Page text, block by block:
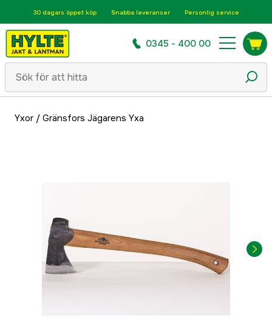
30 dagars öppet köp Snabba leveranser Personlig service
0345 - 400 00
Yxor/ Gränsfors Jägarens Yxa